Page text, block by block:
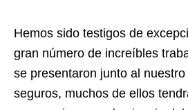
Hemos sido testigos de
gran número de increíbles
se presentaron junto al
seguros, muchos de ellos